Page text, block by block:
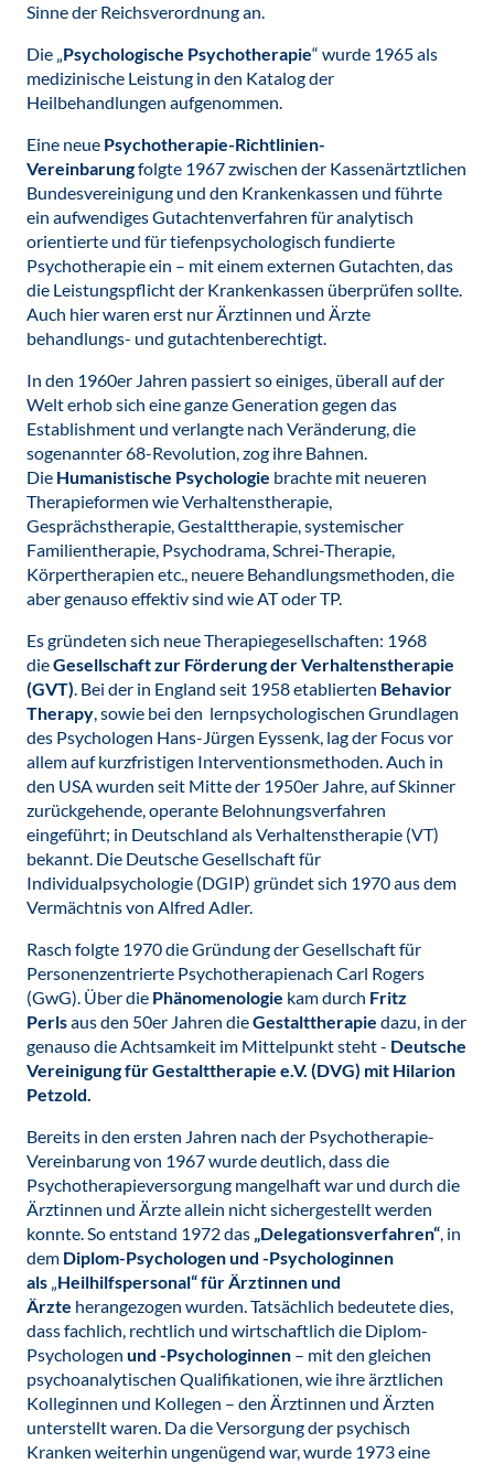
Sinne der Reichsverordnung an.
Die „Psychologische Psychotherapie“ wurde 1965 als
medizinische Leistung in den Katalog der
Heilbehandlungen aufgenommen.
Eine neue Psychotherapie-Richtlinien-
Vereinbarungfolgte 1967 zwischen der Kassenärtztlichen
Bundesvereinigung und den Krankenkassen und führte
ein aufwendiges Gutachtenverfahren für analytisch
orientierte und für tiefenpsychologisch fundierte
Psychotherapie ein – mit einem externen Gutachten, das
die Leistungspflicht der Krankenkassen überprüfen sollte.
Auch hier waren erst nur Ärztinnen und Ärzte
behandlungs- und gutachtenberechtigt.
In den 1960er Jahren passiert so einiges, überall auf der
Welt erhob sich eine ganze Generation gegen das
Establishment und verlangte nach Veränderung, die
sogenannter 68-Revolution, zog ihre Bahnen.
Die Humanistische Psychologie brachte mit neueren
Therapieformen wie Verhaltenstherapie,
Gesprächstherapie, Gestalttherapie, systemischer
Familientherapie, Psychodrama, Schrei-Therapie,
Körpertherapien etc., neuere Behandlungsmethoden, die
aber genauso effektiv sind wie AT oder TP.
Es gründeten sich neue Therapiegesellschaften: 1968
dieGesellschaft zur Förderung der Verhaltenstherapie
(GVT). Bei der in England seit 1958 etablierten Behavior
Therapy, sowie bei den lernpsychologischen Grundlagen
des Psychologen Hans-Jürgen Eyssenk, lag der Focus vor
allem auf kurzfristigen Interventionsmethoden. Auch in
den USA wurden seit Mitte der 1950er Jahre, auf Skinner
zurückgehende, operante Belohnungsverfahren
eingeführt; in Deutschland als Verhaltenstherapie (VT)
bekannt. Die Deutsche Gesellschaft für
Individualpsychologie (DGIP) gründet sich 1970 aus dem
Vermächtnis von Alfred Adler.
Rasch folgte 1970 die Gründung der Gesellschaft für
Personenzentrierte Psychotherapienach Carl Rogers
(GwG). Über die Phänomenologie kam durch Fritz
Perlsaus den 50er Jahren dieGestalttherapie dazu, in der
genauso die Achtsamkeit im Mittelpunkt steht - Deutsche
Vereinigung für Gestalttherapie e.V. (DVG) mit Hilarion
Petzold.
Bereits in den ersten Jahren nach der Psychotherapie-
Vereinbarung von 1967 wurde deutlich, dass die
Psychotherapieversorgung mangelhaft war und durch die
Ärztinnen und Ärzte allein nicht sichergestellt werden
konnte. So entstand 1972 das „Delegationsverfahren“, in
dem Diplom-Psychologen und -Psychologinnen
als „Heilhilfspersonal“ für Ärztinnen und
Ärzte herangezogen wurden. Tatsächlich bedeutete dies,
dass fachlich, rechtlich und wirtschaftlich die Diplom-
Psychologen und -Psychologinnen – mit den gleichen
psychoanalytischen Qualifikationen, wie ihre ärztlichen
Kolleginnen und Kollegen – den Ärztinnen und Ärzten
unterstellt waren. Da die Versorgung der psychisch
Kranken weiterhin ungenügend war, wurde 1973 eine